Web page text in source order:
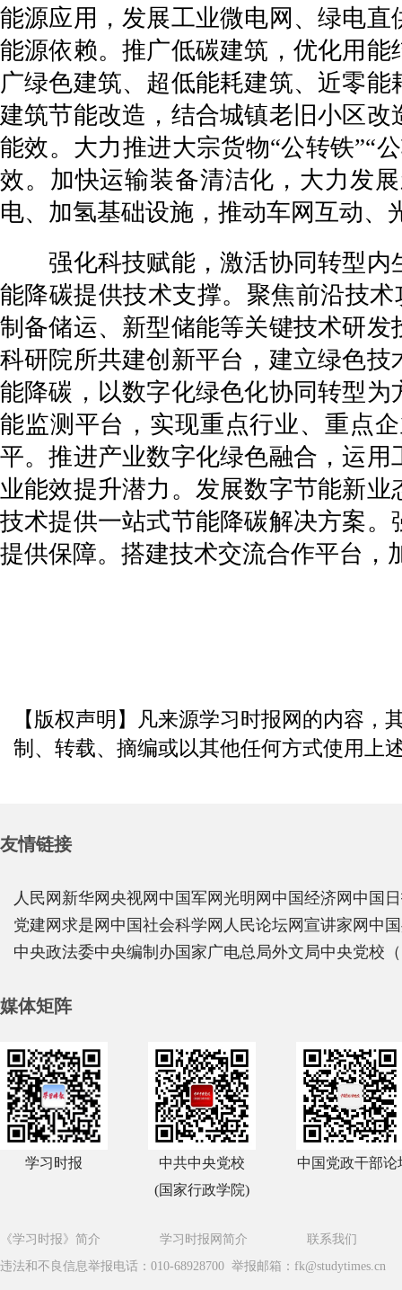
能源应用，发展工业微电网、绿电
能源依赖。推广低碳建筑，优化用
广绿色建筑、超低能耗建筑、近零
建筑节能改造，结合城镇老旧小区
能效。大力推进大宗货物“公转铁”“
效。加快运输装备清洁化，大力发
电、加氢基础设施，推动车网互动、
强化科技赋能，激活协同转型内
能降碳提供技术支撑。聚焦前沿技
制备储运、新型储能等关键技术研
科研院所共建创新平台，建立绿色
能降碳，以数字化绿色化协同转型
能监测平台，实现重点行业、重点
平。推进产业数字化绿色融合，运
业能效提升潜力。发展数字节能新
技术提供一站式节能降碳解决方案
提供保障。搭建技术交流合作平台，
【版权声明】凡来源学习时报网的内容
制、转载、摘编或以其他任何方式使用上
友情链接
人民网 新华网 央视网 中国军网 光明网 中国经济网 中国
党建网 求是网 中国社会科学网 人民论坛网 宣讲家网 中
中央政法委中央编制办国家广电总局外文局中央党校
媒体矩阵
学习时报
中共中央党校
(国家行政学院)
中国党政干部论
《学习时报》简介 学习时报网简介
联系我们
违法和不良信息举报电话：010-68928700 举报邮箱：fk@studytimes.cn